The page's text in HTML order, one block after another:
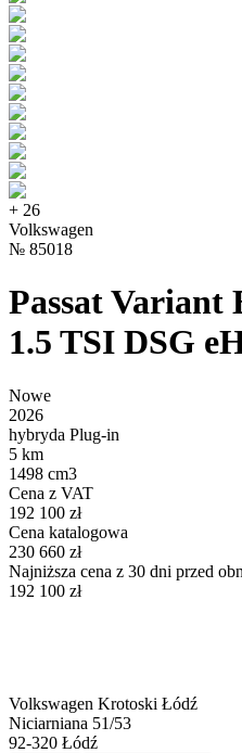
+ 26
Volkswagen
№ 85018
Passat Variant
1.5 TSI DSG
Nowe
2026
hybryda Plug-in
5 km
1498 cm3
Cena z VAT
192 100 zł
Cena katalogowa
230 660 zł
Najniższa cena z 30 dni przed
192 100 zł
Volkswagen Krotoski Łódź
Niciarniana 51/53
92-320 Łódź